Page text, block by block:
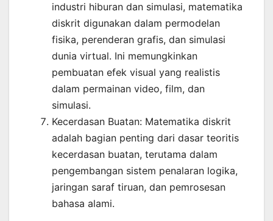
industri hiburan dan simulasi, matematika
diskrit digunakan dalam permodelan
fisika, perenderan grafis, dan simulasi
dunia virtual. Ini memungkinkan
pembuatan efek visual yang realistis
dalam permainan video, film, dan
simulasi.
Kecerdasan Buatan: Matematika diskrit
adalah bagian penting dari dasar teoritis
kecerdasan buatan, terutama dalam
pengembangan sistem penalaran logika,
jaringan saraf tiruan, dan pemrosesan
bahasa alami.